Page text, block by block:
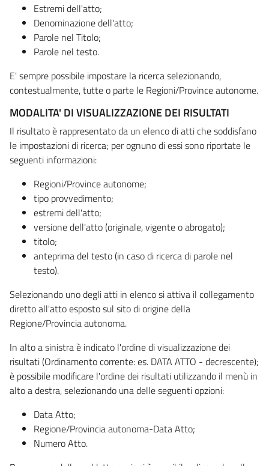
Estremi dell'atto;
Denominazione dell'atto;
Parole nel Titolo;
Parole nel testo.
E' sempre possibile impostare la ricerca selezionando,
contestualmente, tutte o parte le Regioni/Province autonome.
MODALITA' DI VISUALIZZAZIONE DEI RISULTATI
Il risultato è rappresentato da un elenco di atti che soddisfano
le impostazioni di ricerca; per ognuno di essi sono riportate le
seguenti informazioni:
Regioni/Province autonome;
tipo provvedimento;
estremi dell'atto;
versione dell'atto (originale, vigente o abrogato);
titolo;
anteprima del testo (in caso di ricerca di parole nel
testo).
Selezionando uno degli atti in elenco si attiva il collegamento
diretto all'atto esposto sul sito di origine della
Regione/Provincia autonoma.
In alto a sinistra è indicato l'ordine di visualizzazione dei
risultati (Ordinamento corrente: es. DATA ATTO - decrescente);
è possibile modificare l'ordine dei risultati utilizzando il menù in
alto a destra, selezionando una delle seguenti opzioni:
Data Atto;
Regione/Provincia autonoma-Data Atto;
Numero Atto.